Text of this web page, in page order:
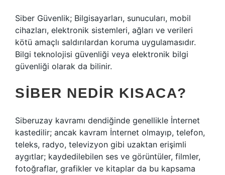
Siber Güvenlik; Bilgisayarları, sunucuları, mobil
cihazları, elektronik sistemleri, ağları ve verileri
kötü amaçlı saldırılardan koruma uygulamasıdır.
Bilgi teknolojisi güvenliği veya elektronik bilgi
güvenliği olarak da bilinir.
SIBER NEDIR KISACA?
Siberuzay kavramı dendiğinde genellikle İnternet
kastedilir; ancak kavram İnternet olmayıp, telefon,
teleks, radyo, televizyon gibi uzaktan erişimli
aygıtlar; kaydedilebilen ses ve görüntüler, filmler,
fotoğraflar, grafikler ve kitaplar da bu kapsama